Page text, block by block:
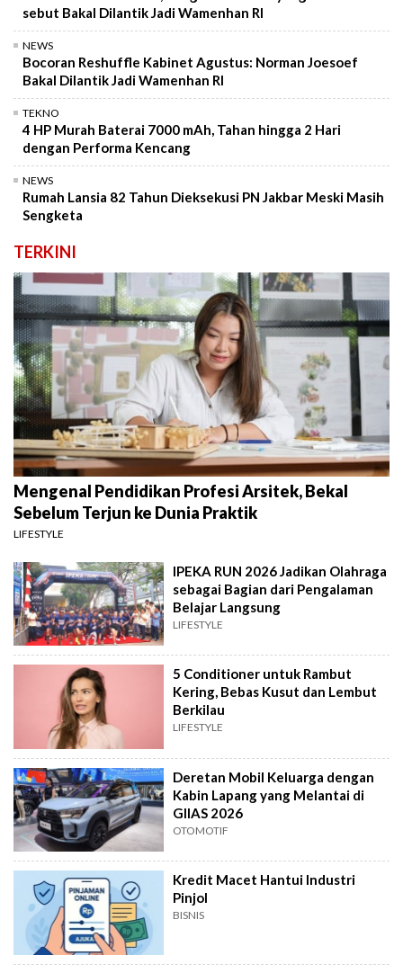
sebut Bakal Dilantik Jadi Wamenhan RI
NEWS
Bocoran Reshuffle Kabinet Agustus: Norman Joesoef
Bakal Dilantik Jadi Wamenhan RI
TEKNO
4 HP Murah Baterai 7000 mAh, Tahan hingga 2 Hari
dengan Performa Kencang
NEWS
Rumah Lansia 82 Tahun Dieksekusi PN Jakbar Meski Masih
Sengketa
TERKINI
Mengenal Pendidikan Profesi Arsitek, Bekal
Sebelum Terjun ke Dunia Praktik
LIFESTYLE
IPEKA RUN 2026 Jadikan Olahraga
sebagai Bagian dari Pengalaman
Belajar Langsung
LIFESTYLE
5 Conditioner untuk Rambut
Kering, Bebas Kusut dan Lembut
Berkilau
LIFESTYLE
Deretan Mobil Keluarga dengan
Kabin Lapang yang Melantai di
GIIAS 2026
OTOMOTIF
Kredit Macet Hantui Industri
Pinjol
BISNIS